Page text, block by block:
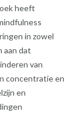
heeft
in zowel
aan dat
van
concentratie en
en